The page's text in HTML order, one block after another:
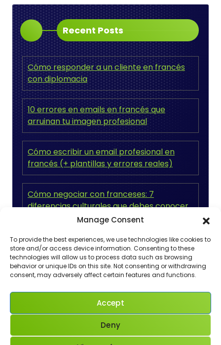
Manage Consent
To provide the best experiences, we use technologies like cookies to
store and/or access device information. Consenting to these
technologies will allow us to process data such as browsing
behavior or unique IDs on this site. Not consenting or withdrawing
consent, may adversely affect certain features and functions.
Accept
Deny
Recent Posts
Cómo responder a un cliente en francés
con diplomacia
10 errores en emails en francés que
arruinan tu imagen profesional
Cómo escribir un email profesional en
francés (+ plantillas y errores reales)
Cómo negociar con franceses: 7
diferencias culturales que debes conocer
3 claves para entender la gastronomía
francesa y su cultura
Recent Comments